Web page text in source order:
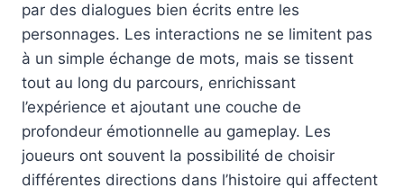
par des dialogues bien écrits entre les
personnages. Les interactions ne se limitent pas
à un simple échange de mots, mais se tissent
tout au long du parcours, enrichissant
l’expérience et ajoutant une couche de
profondeur émotionnelle au gameplay. Les
joueurs ont souvent la possibilité de choisir
différentes directions dans l’histoire qui affectent